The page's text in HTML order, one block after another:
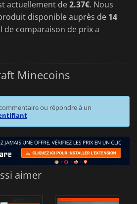
actuellement de2.37€. Nous
disponible auprès de 14
comparaison de prix a
Minecoins
ou répondre à un
aimer